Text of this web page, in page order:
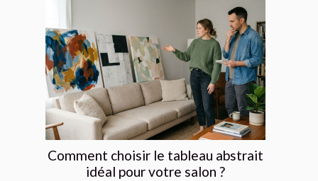
Comment choisir le tableau abstrait
idéal pour votre salon ?